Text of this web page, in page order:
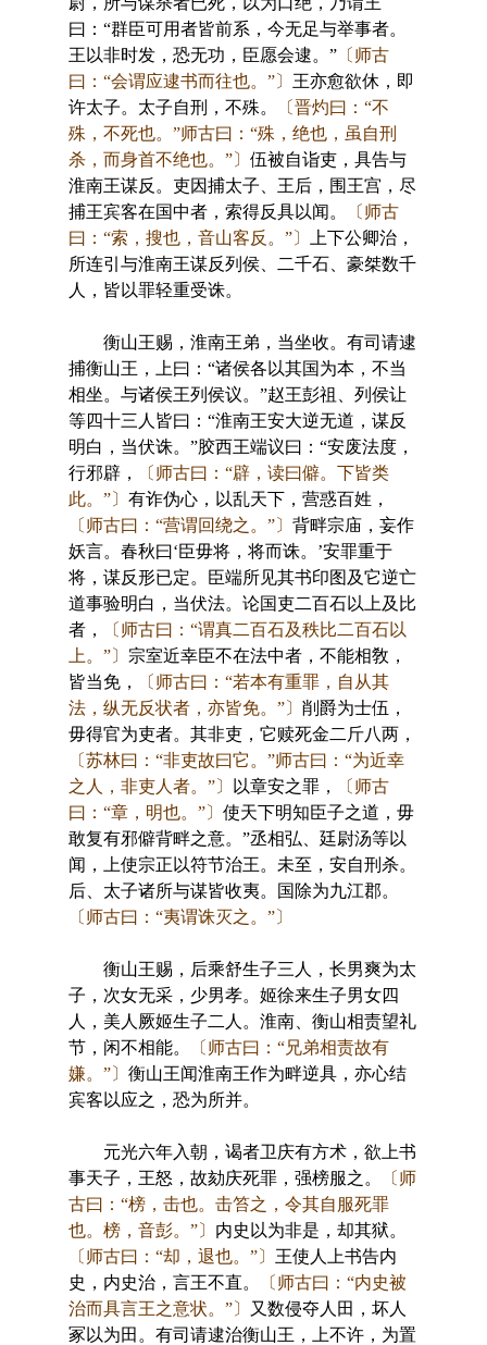
曰：“群臣可用者皆前系，今无足与举事者。
王以非时发，恐无功，臣愿会逮。”〔师古
曰：“会谓应逮书而往也。”〕 王亦愈欲休，即
许太子。太子自刑，不殊。
〔晋灼曰：“不
殊，不死也。”师古曰：“殊，绝也，虽自刑
杀，而身首不绝也。”〕 伍被自诣吏，具告与
淮南王谋反。吏因捕太子、王后，围王宫，尽
捕王宾客在国中者，索得反具以闻。
〔师古
曰：“索，搜也，音山客反。”〕
上下公卿治，
所连引与淮南王谋反列侯、二千石、豪桀数千
人，皆以罪轻重受诛。
衡山王赐，淮南王弟，当坐收。有司请逮
捕衡山王，上曰：“诸侯各以其国为本，不当
相坐。与诸侯王列侯议。”赵王彭祖、列侯让
等四十三人皆曰：“淮南王安大逆无道，谋反
明白，当伏诛。”胶西王端议曰：“安废法度，
行邪辟，
〔师古曰：“辟，读曰僻。下皆类
此。”〕 有诈伪心，以乱天下，营惑百姓，
〔师古曰：“营谓回绕之。”〕 背畔宗庙，妄作
妖言。春秋曰‘臣毋将，将而诛。’安罪重于
将，谋反形已定。臣端所见其书印图及它逆亡
道事验明白，当伏法。论国吏二百石以上及比
者，
〔师古曰：“谓真二百石及秩比二百石以
上。”〕 宗室近幸臣不在法中者，不能相敎，
皆当免，
〔师古曰：“若本有重罪，自从其
法，纵无反状者，亦皆免。”〕 削爵为士伍，
毋得官为吏者。其非吏，它赎死金二斤八两，
〔苏林曰：“非吏故曰它。”师古曰：“为近幸
之人，非吏人者。”〕
以章安之罪，
〔师古
曰：“章，明也。”〕 使天下明知臣子之道，毋
敢复有邪僻背畔之意。”丞相弘、廷尉汤等以
闻，上使宗正以符节治王。未至，安自刑杀。
后、太子诸所与谋皆收夷。国除为九江郡。
〔师古曰：“夷谓诛灭之。”〕
衡山王赐，后乘舒生子三人，长男爽为太
子，次女无采，少男孝。姬徐来生子男女四
人，美人厥姬生子二人。淮南、衡山相责望礼
节，闲不相能。
〔师古曰：“兄弟相责故有
嫌。”〕 衡山王闻淮南王作为畔逆具，亦心结
宾客以应之，恐为所并。
元光六年入朝，谒者卫庆有方术，欲上书
事天子，王怒，故劾庆死罪，强榜服之。
〔师
古曰：“榜，击也。击笞之，令其自服死罪
也。榜，音彭。”〕 内史以为非是，却其狱。
〔师古曰：“却，退也。”〕 王使人上书告内
史，内史治，言王不直。
〔师古曰：“内史被
治而具言王之意状。”〕
又数侵夺人田，坏人
冢以为田。有司请逮治衡山王，上不许，为置